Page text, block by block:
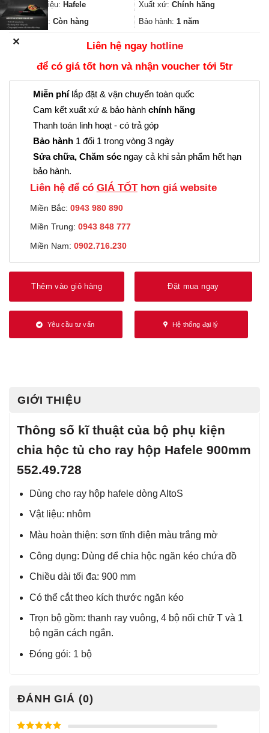
373.000₫.là:
279.000₫.
Thương hiệu: Hafele Xuất xứ: Chính hãng
Trạng thái: Còn hàng Bảo hành: 1 năm
Liên hệ ngay hotline
để có giá tốt hơn và nhận voucher tới 5tr
Miễn phílắp đặt & vận chuyển toàn quốc
Cam kết xuất xứ & bảo hành chính hãng
Thanh toán linh hoạt - có trả góp
Bảo hành 1 đổi 1 trong vòng 3 ngày
Sửa chữa, Chăm sóc ngay cả khi sản phẩm hết hạn
bảo hành.
Liên hệ để có GIÁ TỐThơn giá website
Miền Bắc: 0943 980 890
Miền Trung: 0943 848 777
Miền Nam: 0902.716.230
Thêm vào giỏ hàng Đặt mua ngay
Yêu cầu tư vấn Hệ thống đại lý
GIỚI THIỆU
Thông số kĩ thuật của bộ phụ kiện
chia hộc tủ cho ray hộp Hafele 900mm
552.49.728
Dùng cho ray hộp hafele dòng AltoS
Vật liệu: nhôm
Màu hoàn thiện: sơn tĩnh điện màu trắng mờ
Công dụng: Dùng để chia hộc ngăn kéo chứa đồ
Chiều dài tối đa: 900 mm
Có thể cắt theo kích thước ngăn kéo
Trọn bộ gồm: thanh ray vuông, 4 bộ nối chữ T và 1
bộ ngăn cách ngắn.
Đóng gói: 1 bộ
ĐÁNH GIÁ (0)
✕